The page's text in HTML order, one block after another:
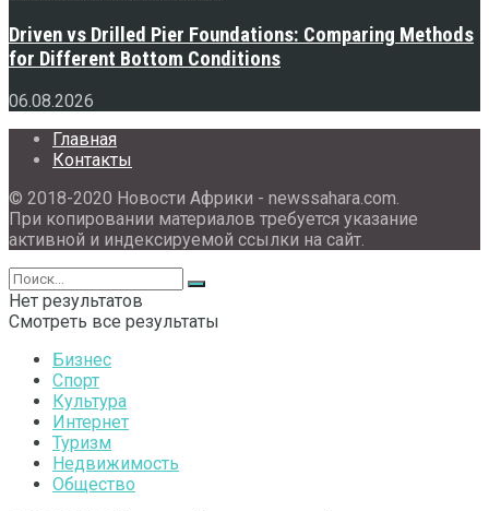
Driven vs Drilled Pier Foundations: Comparing Methods
for Different Bottom Conditions
06.08.2026
Главная
Контакты
© 2018-2020 Новости Африки - newssahara.com.
При копировании материалов требуется указание
активной и индексируемой ссылки на сайт.
Нет результатов
Смотреть все результаты
Бизнес
Спорт
Культура
Интернет
Туризм
Недвижимость
Общество